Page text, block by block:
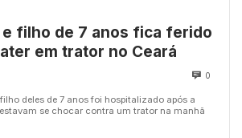
e filho de 7 anos fica ferido
em trator no Ceará
0
deles de 7 anos foi hospitalizado após a
se chocar contra um trator na manhã